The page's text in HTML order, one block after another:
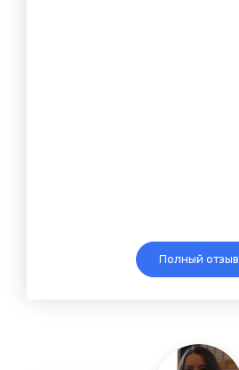
Полный отзыв